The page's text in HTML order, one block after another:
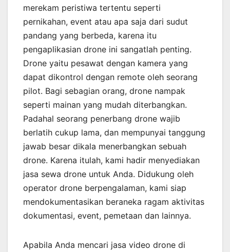
merekam peristiwa tertentu seperti
pernikahan, event atau apa saja dari sudut
pandang yang berbeda, karena itu
pengaplikasian drone ini sangatlah penting.
Drone yaitu pesawat dengan kamera yang
dapat dikontrol dengan remote oleh seorang
pilot. Bagi sebagian orang, drone nampak
seperti mainan yang mudah diterbangkan.
Padahal seorang penerbang drone wajib
berlatih cukup lama, dan mempunyai tanggung
jawab besar dikala menerbangkan sebuah
drone. Karena itulah, kami hadir menyediakan
jasa sewa drone untuk Anda. Didukung oleh
operator drone berpengalaman, kami siap
mendokumentasikan beraneka ragam aktivitas
dokumentasi, event, pemetaan dan lainnya.
Apabila Anda mencari jasa video drone di